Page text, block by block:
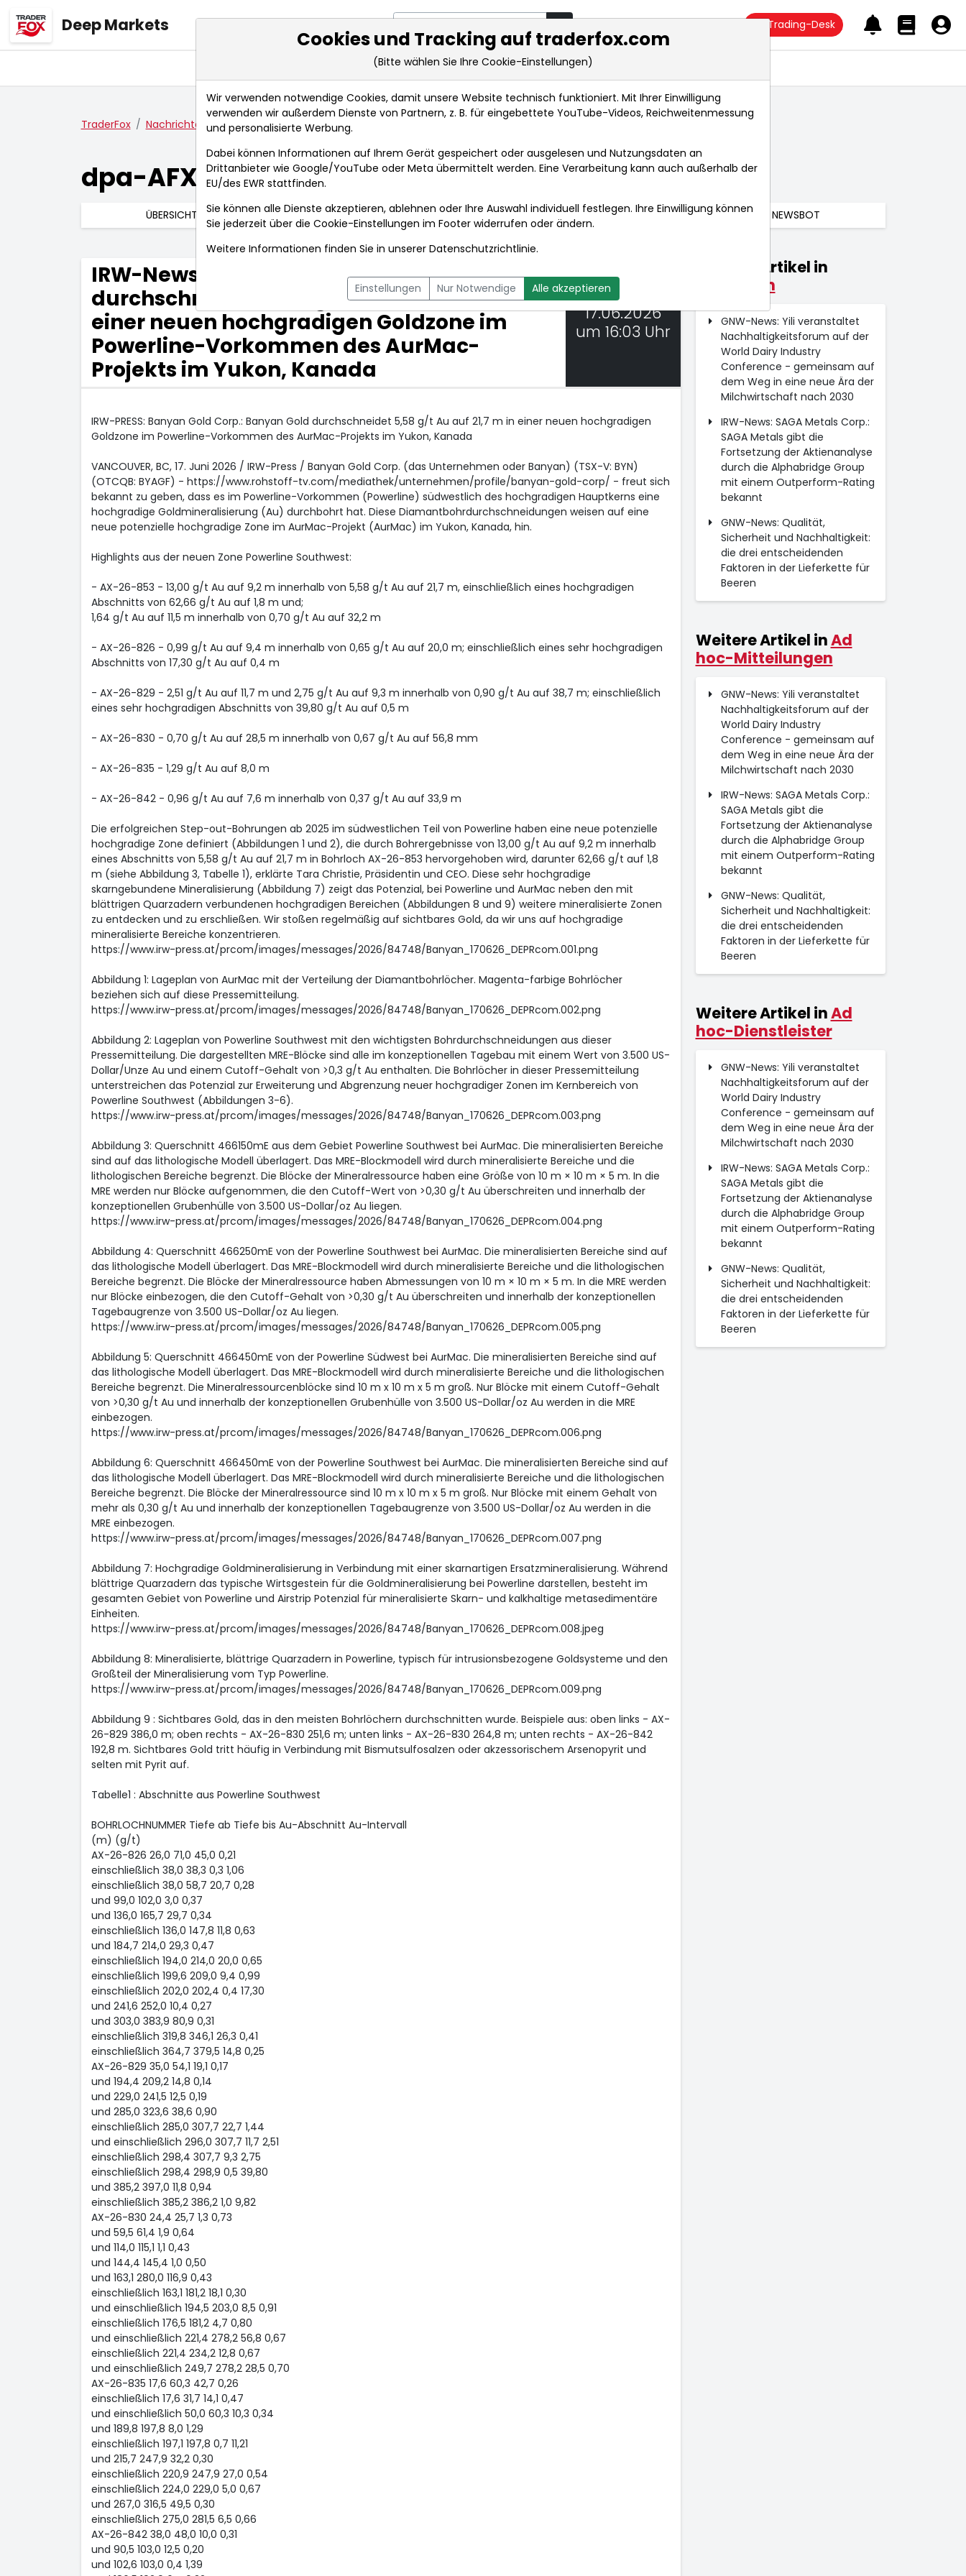
Deep Markets Trading-Desk
Markt-Analysen Market Tools Realtimekurse Nachrichten
TraderFox Nachrichten dpa-AFX Compact IRW-News: Banyan Gold Corp.: Banyan Gold durchsch...
dpa-AFX Compact
ÜBERSICHT DPA-AFX PROFEED DPA-AFX COMPACT NEWSBOT
IRW-News: Banyan Gold Corp.: Banyan Gold
durchschneidet 5,58 g/t Au auf 21,7 m in
einer neuen hochgradigen Goldzone im
Powerline-Vorkommen des AurMac-
Projekts im Yukon, Kanada
17.06.2026
um 16:03 Uhr
IRW-PRESS: Banyan Gold Corp.: Banyan Gold durchschneidet 5,58 g/t Au auf 21,7 m in einer neuen hochgradigen
Goldzone im Powerline-Vorkommen des AurMac-Projekts im Yukon, Kanada
VANCOUVER, BC, 17. Juni 2026 / IRW-Press / Banyan Gold Corp. (das Unternehmen oder Banyan) (TSX-V: BYN)
(OTCQB: BYAGF) - https://www.rohstoff-tv.com/mediathek/unternehmen/profile/banyan-gold-corp/ - freut sich
bekannt zu geben, dass es im Powerline-Vorkommen (Powerline) südwestlich des hochgradigen Hauptkerns eine
hochgradige Goldmineralisierung (Au) durchbohrt hat. Diese Diamantbohrdurchschneidungen weisen auf eine
neue potenzielle hochgradige Zone im AurMac-Projekt (AurMac) im Yukon, Kanada, hin.
Highlights aus der neuen Zone Powerline Southwest:
- AX-26-853 - 13,00 g/t Au auf 9,2 m innerhalb von 5,58 g/t Au auf 21,7 m, einschließlich eines hochgradigen
Abschnitts von 62,66 g/t Au auf 1,8 m und;
1,64 g/t Au auf 11,5 m innerhalb von 0,70 g/t Au auf 32,2 m
- AX-26-826 - 0,99 g/t Au auf 9,4 m innerhalb von 0,65 g/t Au auf 20,0 m; einschließlich eines sehr hochgradigen
Abschnitts von 17,30 g/t Au auf 0,4 m
- AX-26-829 - 2,51 g/t Au auf 11,7 m und 2,75 g/t Au auf 9,3 m innerhalb von 0,90 g/t Au auf 38,7 m; einschließlich
eines sehr hochgradigen Abschnitts von 39,80 g/t Au auf 0,5 m
- AX-26-830 - 0,70 g/t Au auf 28,5 m innerhalb von 0,67 g/t Au auf 56,8 mm
- AX-26-835 - 1,29 g/t Au auf 8,0 m
- AX-26-842 - 0,96 g/t Au auf 7,6 m innerhalb von 0,37 g/t Au auf 33,9 m
Die erfolgreichen Step-out-Bohrungen ab 2025 im südwestlichen Teil von Powerline haben eine neue potenzielle
hochgradige Zone definiert (Abbildungen 1 und 2), die durch Bohrergebnisse von 13,00 g/t Au auf 9,2 m innerhalb
eines Abschnitts von 5,58 g/t Au auf 21,7 m in Bohrloch AX-26-853 hervorgehoben wird, darunter 62,66 g/t auf 1,8
m (siehe Abbildung 3, Tabelle 1), erklärte Tara Christie, Präsidentin und CEO. Diese sehr hochgradige
skarngebundene Mineralisierung (Abbildung 7) zeigt das Potenzial, bei Powerline und AurMac neben den mit
blättrigen Quarzadern verbundenen hochgradigen Bereichen (Abbildungen 8 und 9) weitere mineralisierte Zonen
zu entdecken und zu erschließen. Wir stoßen regelmäßig auf sichtbares Gold, da wir uns auf hochgradige
mineralisierte Bereiche konzentrieren.
https://www.irw-press.at/prcom/images/messages/2026/84748/Banyan_170626_DEPRcom.001.png
Abbildung 1: Lageplan von AurMac mit der Verteilung der Diamantbohrlöcher. Magenta-farbige Bohrlöcher
beziehen sich auf diese Pressemitteilung.
https://www.irw-press.at/prcom/images/messages/2026/84748/Banyan_170626_DEPRcom.002.png
Abbildung 2: Lageplan von Powerline Southwest mit den wichtigsten Bohrdurchschneidungen aus dieser
Pressemitteilung. Die dargestellten MRE-Blöcke sind alle im konzeptionellen Tagebau mit einem Wert von 3.500 US-
Dollar/Unze Au und einem Cutoff-Gehalt von >0,3 g/t Au enthalten. Die Bohrlöcher in dieser Pressemitteilung
unterstreichen das Potenzial zur Erweiterung und Abgrenzung neuer hochgradiger Zonen im Kernbereich von
Powerline Southwest (Abbildungen 3-6).
https://www.irw-press.at/prcom/images/messages/2026/84748/Banyan_170626_DEPRcom.003.png
Abbildung 3: Querschnitt 466150mE aus dem Gebiet Powerline Southwest bei AurMac. Die mineralisierten Bereiche
sind auf das lithologische Modell überlagert. Das MRE-Blockmodell wird durch mineralisierte Bereiche und die
lithologischen Bereiche begrenzt. Die Blöcke der Mineralressource haben eine Größe von 10 m × 10 m × 5 m. In die
MRE werden nur Blöcke aufgenommen, die den Cutoff-Wert von >0,30 g/t Au überschreiten und innerhalb der
konzeptionellen Grubenhülle von 3.500 US-Dollar/oz Au liegen.
https://www.irw-press.at/prcom/images/messages/2026/84748/Banyan_170626_DEPRcom.004.png
Abbildung 4: Querschnitt 466250mE von der Powerline Southwest bei AurMac. Die mineralisierten Bereiche sind auf
das lithologische Modell überlagert. Das MRE-Blockmodell wird durch mineralisierte Bereiche und die lithologischen
Bereiche begrenzt. Die Blöcke der Mineralressource haben Abmessungen von 10 m × 10 m × 5 m. In die MRE werden
nur Blöcke einbezogen, die den Cutoff-Gehalt von >0,30 g/t Au überschreiten und innerhalb der konzeptionellen
Tagebaugrenze von 3.500 US-Dollar/oz Au liegen.
https://www.irw-press.at/prcom/images/messages/2026/84748/Banyan_170626_DEPRcom.005.png
Abbildung 5: Querschnitt 466450mE von der Powerline Südwest bei AurMac. Die mineralisierten Bereiche sind auf
das lithologische Modell überlagert. Das MRE-Blockmodell wird durch mineralisierte Bereiche und die lithologischen
Bereiche begrenzt. Die Mineralressourcenblöcke sind 10 m x 10 m x 5 m groß. Nur Blöcke mit einem Cutoff-Gehalt
von >0,30 g/t Au und innerhalb der konzeptionellen Grubenhülle von 3.500 US-Dollar/oz Au werden in die MRE
einbezogen.
https://www.irw-press.at/prcom/images/messages/2026/84748/Banyan_170626_DEPRcom.006.png
Abbildung 6: Querschnitt 466450mE von der Powerline Southwest bei AurMac. Die mineralisierten Bereiche sind auf
das lithologische Modell überlagert. Das MRE-Blockmodell wird durch mineralisierte Bereiche und die lithologischen
Bereiche begrenzt. Die Blöcke der Mineralressource sind 10 m x 10 m x 5 m groß. Nur Blöcke mit einem Gehalt von
mehr als 0,30 g/t Au und innerhalb der konzeptionellen Tagebaugrenze von 3.500 US-Dollar/oz Au werden in die
MRE einbezogen.
https://www.irw-press.at/prcom/images/messages/2026/84748/Banyan_170626_DEPRcom.007.png
Abbildung 7: Hochgradige Goldmineralisierung in Verbindung mit einer skarnartigen Ersatzmineralisierung. Während
blättrige Quarzadern das typische Wirtsgestein für die Goldmineralisierung bei Powerline darstellen, besteht im
gesamten Gebiet von Powerline und Airstrip Potenzial für mineralisierte Skarn- und kalkhaltige metasedimentäre
Einheiten.
https://www.irw-press.at/prcom/images/messages/2026/84748/Banyan_170626_DEPRcom.008.jpeg
Abbildung 8: Mineralisierte, blättrige Quarzadern in Powerline, typisch für intrusionsbezogene Goldsysteme und den
Großteil der Mineralisierung vom Typ Powerline.
https://www.irw-press.at/prcom/images/messages/2026/84748/Banyan_170626_DEPRcom.009.png
Abbildung 9 : Sichtbares Gold, das in den meisten Bohrlöchern durchschnitten wurde. Beispiele aus: oben links - AX-
26-829 386,0 m; oben rechts - AX-26-830 251,6 m; unten links - AX-26-830 264,8 m; unten rechts - AX-26-842
192,8 m. Sichtbares Gold tritt häufig in Verbindung mit Bismutsulfosalzen oder akzessorischem Arsenopyrit und
selten mit Pyrit auf.
Tabelle1 : Abschnitte aus Powerline Southwest
BOHRLOCHNUMMER Tiefe ab Tiefe bis Au-Abschnitt Au-Intervall
(m) (g/t)
AX-26-826 26,0 71,0 45,0 0,21
einschließlich 38,0 38,3 0,3 1,06
einschließlich 38,0 58,7 20,7 0,28
und 99,0 102,0 3,0 0,37
und 136,0 165,7 29,7 0,34
einschließlich 136,0 147,8 11,8 0,63
und 184,7 214,0 29,3 0,47
einschließlich 194,0 214,0 20,0 0,65
einschließlich 199,6 209,0 9,4 0,99
einschließlich 202,0 202,4 0,4 17,30
und 241,6 252,0 10,4 0,27
und 303,0 383,9 80,9 0,31
einschließlich 319,8 346,1 26,3 0,41
einschließlich 364,7 379,5 14,8 0,25
AX-26-829 35,0 54,1 19,1 0,17
und 194,4 209,2 14,8 0,14
und 229,0 241,5 12,5 0,19
und 285,0 323,6 38,6 0,90
einschließlich 285,0 307,7 22,7 1,44
und einschließlich 296,0 307,7 11,7 2,51
einschließlich 298,4 307,7 9,3 2,75
einschließlich 298,4 298,9 0,5 39,80
und 385,2 397,0 11,8 0,94
einschließlich 385,2 386,2 1,0 9,82
AX-26-830 24,4 25,7 1,3 0,73
und 59,5 61,4 1,9 0,64
und 114,0 115,1 1,1 0,43
und 144,4 145,4 1,0 0,50
und 163,1 280,0 116,9 0,43
einschließlich 163,1 181,2 18,1 0,30
und einschließlich 194,5 203,0 8,5 0,91
einschließlich 176,5 181,2 4,7 0,80
und einschließlich 221,4 278,2 56,8 0,67
einschließlich 221,4 234,2 12,8 0,67
und einschließlich 249,7 278,2 28,5 0,70
AX-26-835 17,6 60,3 42,7 0,26
einschließlich 17,6 31,7 14,1 0,47
und einschließlich 50,0 60,3 10,3 0,34
und 189,8 197,8 8,0 1,29
einschließlich 197,1 197,8 0,7 11,21
und 215,7 247,9 32,2 0,30
einschließlich 220,9 247,9 27,0 0,54
einschließlich 224,0 229,0 5,0 0,67
und 267,0 316,5 49,5 0,30
einschließlich 275,0 281,5 6,5 0,66
AX-26-842 38,0 48,0 10,0 0,31
und 90,5 103,0 12,5 0,20
und 102,6 103,0 0,4 1,39
Weitere Artikel in
Kolumnen
GNW-News: Yili veranstaltet
Nachhaltigkeitsforum auf der
World Dairy Industry
Conference - gemeinsam auf
dem Weg in eine neue Ära der
Milchwirtschaft nach 2030
IRW-News: SAGA Metals Corp.:
SAGA Metals gibt die
Fortsetzung der Aktienanalyse
durch die Alphabridge Group
mit einem Outperform-Rating
bekannt
GNW-News: Qualität,
Sicherheit und Nachhaltigkeit:
die drei entscheidenden
Faktoren in der Lieferkette für
Beeren
Weitere Artikel inAd
hoc-Mitteilungen
GNW-News: Yili veranstaltet
Nachhaltigkeitsforum auf der
World Dairy Industry
Conference - gemeinsam auf
dem Weg in eine neue Ära der
Milchwirtschaft nach 2030
IRW-News: SAGA Metals Corp.:
SAGA Metals gibt die
Fortsetzung der Aktienanalyse
durch die Alphabridge Group
mit einem Outperform-Rating
bekannt
GNW-News: Qualität,
Sicherheit und Nachhaltigkeit:
die drei entscheidenden
Faktoren in der Lieferkette für
Beeren
Weitere Artikel inAd
hoc-Dienstleister
GNW-News: Yili veranstaltet
Nachhaltigkeitsforum auf der
World Dairy Industry
Conference - gemeinsam auf
dem Weg in eine neue Ära der
Milchwirtschaft nach 2030
IRW-News: SAGA Metals Corp.:
SAGA Metals gibt die
Fortsetzung der Aktienanalyse
durch die Alphabridge Group
mit einem Outperform-Rating
bekannt
GNW-News: Qualität,
Sicherheit und Nachhaltigkeit:
die drei entscheidenden
Faktoren in der Lieferkette für
Beeren
Cookies und Tracking auf traderfox.com
(Bitte wählen Sie Ihre Cookie-Einstellungen)
Wir verwenden notwendige Cookies, damit unsere Website technisch funktioniert. Mit Ihrer Einwilligung
verwenden wir außerdem Dienste von Partnern, z. B. für eingebettete YouTube-Videos, Reichweitenmessung
und personalisierte Werbung.
Dabei können Informationen auf Ihrem Gerät gespeichert oder ausgelesen und Nutzungsdaten an
Drittanbieter wie Google/YouTube oder Meta übermittelt werden. Eine Verarbeitung kann auch außerhalb der
EU/des EWR stattfinden.
Sie können alle Dienste akzeptieren, ablehnen oder Ihre Auswahl individuell festlegen. Ihre Einwilligung können
Sie jederzeit über die Cookie-Einstellungen im Footer widerrufen oder ändern.
Weitere Informationen finden Sie in unserer Datenschutzrichtlinie.
Einstellungen Nur Notwendige Alle akzeptieren